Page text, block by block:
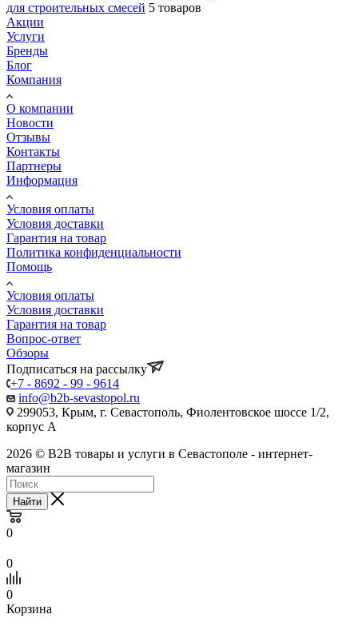
для строительных смесей 5 товаров
Акции
Услуги
Бренды
Блог
Компания
О компании
Новости
Отзывы
Контакты
Партнеры
Информация
Условия оплаты
Условия доставки
Гарантия на товар
Политика конфиденциальности
Помощь
Условия оплаты
Условия доставки
Гарантия на товар
Вопрос-ответ
Обзоры
Подписаться на рассылку
+7 - 8692 - 99 - 9614
info@b2b-sevastopol.ru
299053, Крым, г. Севастополь, Фиолентовское шоссе 1/2,
корпус А
2026 © B2B товары и услуги в Севастополе - интернет-
магазин
Найти
0
0
0
Корзина